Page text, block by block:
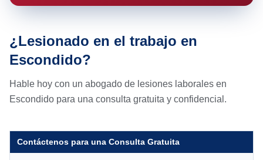
¿Lesionado en el trabajo en
Escondido?
Hable hoy con un abogado de lesiones laborales en
Escondido para una consulta gratuita y confidencial.
Contáctenos para una Consulta Gratuita